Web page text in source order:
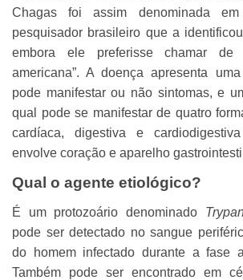
Chagas foi assim denominada
pesquisador brasileiro que a
embora ele preferisse chamar de
americana”. A doença apresenta
pode manifestar ou não sintomas, e
qual pode se manifestar de quatro
cardíaca, digestiva e
envolve coração e aparelho
Qual o agente etiológico?
É um protozoário denominado
pode ser detectado no sangue
do homem infectado durante a fase
Também pode ser encontrado em